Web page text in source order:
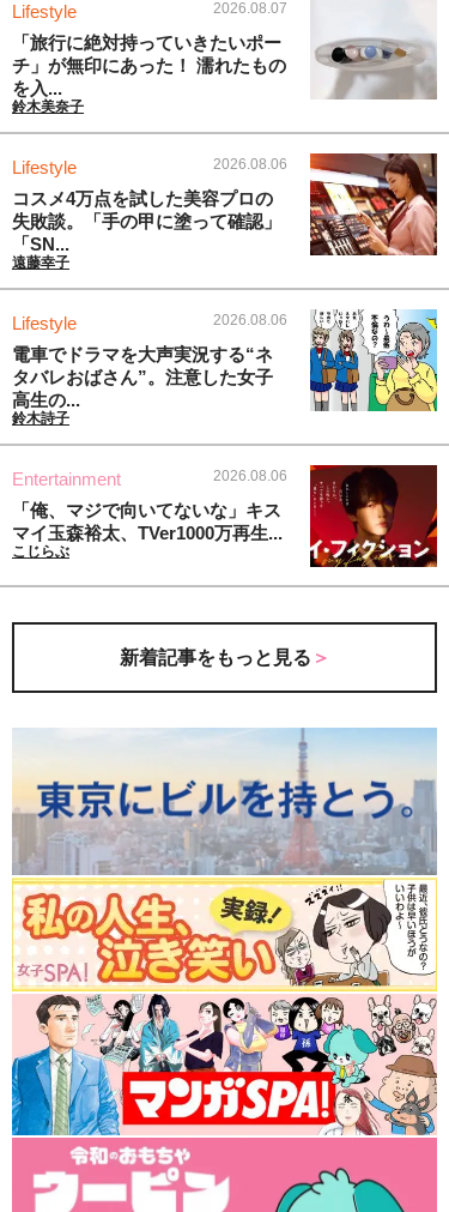
Lifestyle 2026.08.07
「旅行に絶対持っていきたいポー
チ」が無印にあった！ 濡れたもの
を入...
鈴木美奈子
Lifestyle 2026.08.06
コスメ4万点を試した美容プロの
失敗談。「手の甲に塗って確認」
「SN...
遠藤幸子
Lifestyle 2026.08.06
電車でドラマを大声実況する“ネ
タバレおばさん”。注意した女子
高生の...
鈴木詩子
Entertainment 2026.08.06
「俺、マジで向いてないな」キス
マイ玉森裕太、TVer1000万再生...
こじらぶ
新着記事をもっと見る